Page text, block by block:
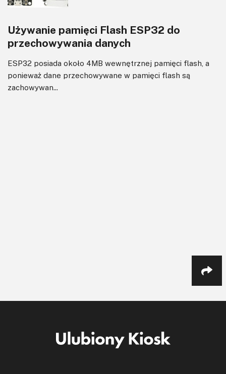
Używanie pamięci Flash ESP32 do
przechowywania danych
ESP32 posiada około 4MB wewnętrznej pamięci flash, a
ponieważ dane przechowywane w pamięci flash są
zachowywan...